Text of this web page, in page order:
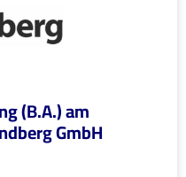
(B.A.) am
GmbH